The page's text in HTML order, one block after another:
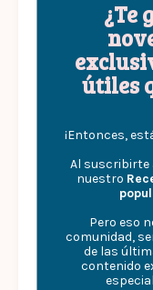
¿Te
útiles
¡Entonces,
Al suscribirte
nuestro
Pero eso
comunidad,
de las
contenido